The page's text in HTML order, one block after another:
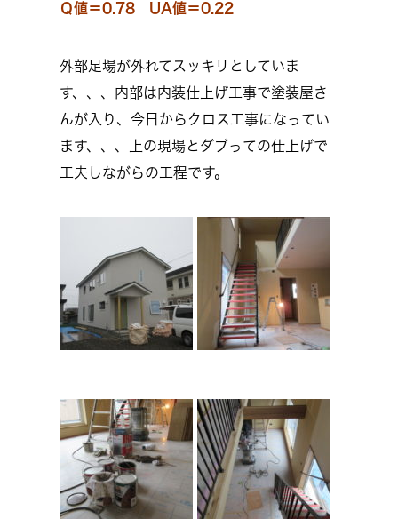
Ｑ値＝0.78 UA値＝0.22
外部足場が外れてスッキリとしていま
す、、、内部は内装仕上げ工事で塗装屋さ
んが入り、今日からクロス工事になってい
ます、、、上の現場とダブっての仕上げで
工夫しながらの工程です。